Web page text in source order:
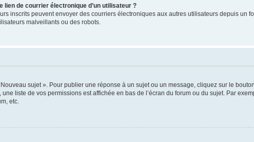
lien de courrier électronique d’un utilisateur ?
inscrits peuvent envoyer des courriers électroniques aux autres utilisateurs depuis un
malveillants ou des robots.
sujet ». Pour publier une réponse à un sujet ou un message, cliquez sur le
liste de vos permissions est affichée en bas de l’écran du forum ou du sujet. Par
etc.